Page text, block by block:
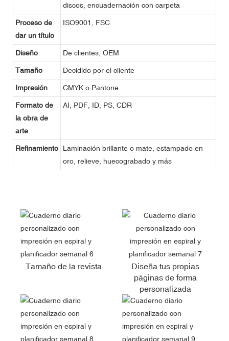
discos, encuadernación con carpeta
Proceso de
dar un título
ISO9001, FSC
Diseño De clientes, OEM
Tamaño Decidido por el cliente
Impresión CMYK o Pantone
Formato de
la obra de
arte
AI, PDF, ID, PS, CDR
Refinamiento
Laminación brillante o mate, estampado en
oro, relieve, huecograbado y más
Tamaño de la revista
Diseña tus propias
páginas de forma
personalizada